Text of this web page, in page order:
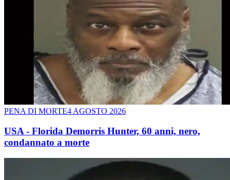
PENA DI MORTE4 AGOSTO 2026
USA - Florida Demorris Hunter, 60 anni, nero,
condannato a morte